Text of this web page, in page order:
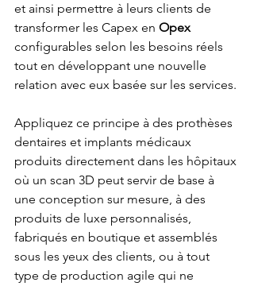
et ainsi permettre à leurs clients de
transformer les Capex en Opex
configurables selon les besoins réels
tout en développant une nouvelle
relation avec eux basée sur les services.
Appliquez ce principe à des prothèses
dentaires et implants médicaux
produits directement dans les hôpitaux
où un scan 3D peut servir de base à
une conception sur mesure, à des
produits de luxe personnalisés,
fabriqués en boutique et assemblés
sous les yeux des clients, ou à tout
type de production agile qui ne